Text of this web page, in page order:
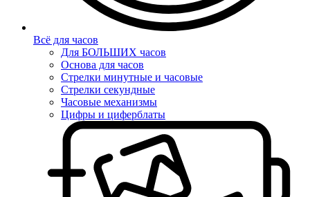
Всё для часов
Для БОЛЬШИХ часов
Основа для часов
Стрелки минутные и часовые
Стрелки секундные
Часовые механизмы
Цифры и циферблаты